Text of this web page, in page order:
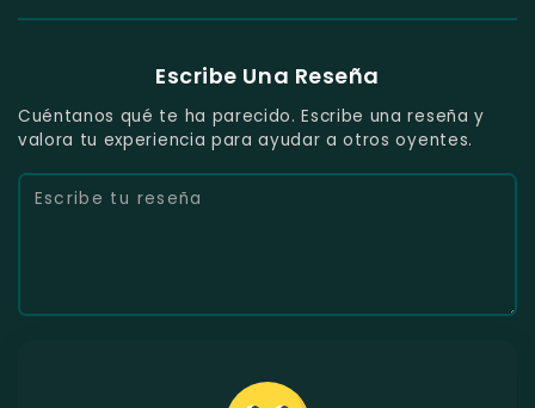
Escribe Una Reseña
Cuéntanos qué te ha parecido. Escribe una reseña y
valora tu experiencia para ayudar a otros oyentes.